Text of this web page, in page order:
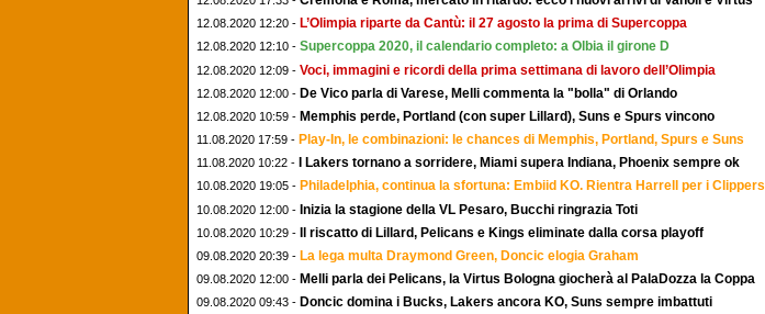
12.08.2020 12:20 - L’Olimpia riparte da Cantù: il 27 agosto la prima di Supercoppa
12.08.2020 12:10 - Supercoppa 2020, il calendario completo: a Olbia il girone D
12.08.2020 12:09 - Voci, immagini e ricordi della prima settimana di lavoro dell’Olimpia
12.08.2020 12:00 - De Vico parla di Varese, Melli commenta la "bolla" di Orlando
12.08.2020 10:59 - Memphis perde, Portland (con super Lillard), Suns e Spurs vincono
11.08.2020 17:59 - Play-In, le combinazioni: le chances di Memphis, Portland, Spurs e Suns
11.08.2020 10:22 - I Lakers tornano a sorridere, Miami supera Indiana, Phoenix sempre ok
10.08.2020 19:05 - Philadelphia, continua la sfortuna: Embiid KO. Rientra Harrell per i Clippers
10.08.2020 12:00 - Inizia la stagione della VL Pesaro, Bucchi ringrazia Toti
10.08.2020 10:29 - Il riscatto di Lillard, Pelicans e Kings eliminate dalla corsa playoff
09.08.2020 20:39 - La lega multa Draymond Green, Doncic elogia Graham
09.08.2020 12:00 - Melli parla dei Pelicans, la Virtus Bologna giocherà al PalaDozza la Coppa
09.08.2020 09:43 - Doncic domina i Bucks, Lakers ancora KO, Suns sempre imbattuti